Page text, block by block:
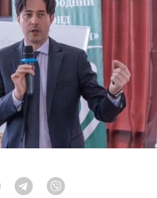
Twitter TelegramViber